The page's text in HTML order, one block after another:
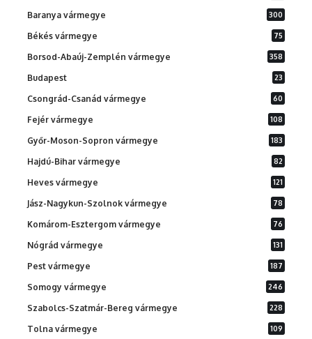
Baranya vármegye 300
Békés vármegye 75
Borsod-Abaúj-Zemplén vármegye 358
Budapest 23
Csongrád-Csanád vármegye 60
Fejér vármegye 108
Győr-Moson-Sopron vármegye 183
Hajdú-Bihar vármegye 82
Heves vármegye 121
Jász-Nagykun-Szolnok vármegye 78
Komárom-Esztergom vármegye 76
Nógrád vármegye 131
Pest vármegye 187
Somogy vármegye 246
Szabolcs-Szatmár-Bereg vármegye 228
Tolna vármegye 109